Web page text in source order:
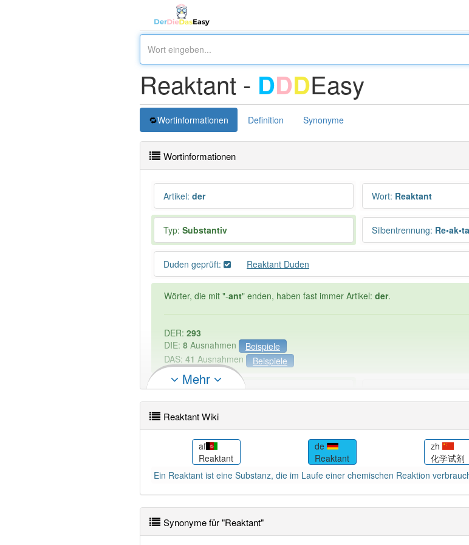
Reaktant - DDDEasy
Wortinformationen Definition Synonyme
Wortinformationen
Artikel: der Wort: Reaktant
Typ: Substantiv Silbentrennung:
Duden geprüft: Reaktant Duden
Wörter, die mit "-ant" enden, haben fast immer Artikel: der.
DER: 293
DIE: 8 Ausnahmen
Beispiele
DAS: 41 Ausnahmen Beispiele
PowerIndex:5 Häufigkeit: 4 von 10
Das Wort wird häufig verwendet im Bereich Chemie
Mehr
Reaktant Wiki
af
Reaktant
de
Reaktant
zh
化学试剂
Ein Reaktant ist eine Substanz, die im Laufe einer chemischen Reaktion
Synonyme für "Reaktant"